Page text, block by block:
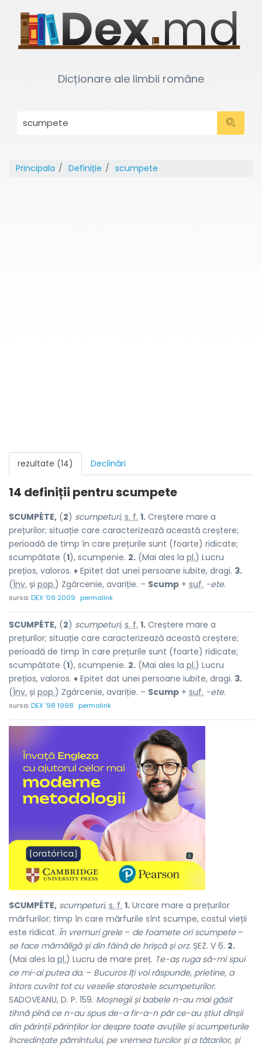
Dicționare ale limbii române
Principala Definiție scumpete
rezultate (14) Declinări
14 definiții pentruscumpete
SCUMPÉTE, (2) scumpeturi, s. f. 1. Creștere mare a
prețurilor; situație care caracterizează această creștere;
perioadă de timp în care prețurile sunt (foarte) ridicate;
scumpătate (1), scumpenie. 2. (Mai ales la pl.) Lucru
prețios, valoros. ♦ Epitet dat unei persoane iubite, dragi. 3.
(Înv. și pop.) Zgârcenie, avariție. – Scump + suf. -ete.
sursa:DEX '09 2009 permalink
SCUMPÉTE, (2) scumpeturi, s. f. 1. Creștere mare a
prețurilor; situație care caracterizează această creștere;
perioadă de timp în care prețurile sunt (foarte) ridicate;
scumpătate (1), scumpenie. 2. (Mai ales la pl.) Lucru
prețios, valoros. ♦ Epitet dat unei persoane iubite, dragi. 3.
(Înv. și pop.) Zgârcenie, avariție. – Scump + suf. -ete.
sursa:DEX '98 1998 permalink
SCUMPÉTE, scumpeturi, s. f. 1. Urcare mare a prețurilor
mărfurilor; timp în care mărfurile sînt scumpe, costul vieții
este ridicat. În vremuri grele– de foamete ori scumpete–
se face mămăligă și din făină de hrișcă și orz. ȘEZ. V 6. 2.
(Mai ales la pl.) Lucru de mare preț. Te-aș ruga să-mi spui
ce mi-ai putea da. – Bucuros îți voi răspunde, prietine, a
întors cuvînt tot cu veselie starostele scumpeturilor.
SADOVEANU, D. P. 159. Moșnegii și babele n-au mai găsit
tihnă pînă ce n-au spus de-a fir-a-n păr ce-au știut dînșii
din părinții părinților lor despre toate avuțiile și scumpeturile
încredințate pămîntului, pe vremea turcilor și a tătarilor, și